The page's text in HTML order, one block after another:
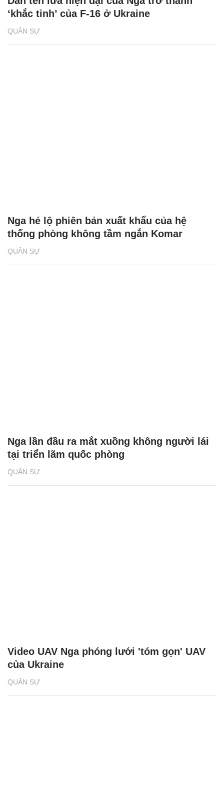
QUÂN SỰ
‘khắc tinh’ của F-16 ở Ukraine
QUÂN SỰ
Nga hé lộ phiên bản xuất khẩu của hệ
thống phòng không tầm ngắn Komar
QUÂN SỰ
Nga lần đầu ra mắt xuồng không người lái
tại triển lãm quốc phòng
QUÂN SỰ
Video UAV Nga phóng lưới 'tóm gọn' UAV
của Ukraine